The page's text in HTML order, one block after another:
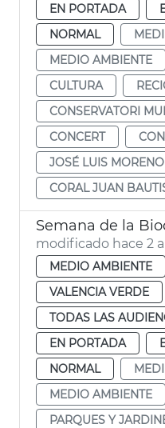
EN PORTADA
NORMAL
MEDIO AMBIENTE
CULTURA
CONSERVATORI
CONCERT
JOSÉ LUIS MORENO
CORAL JUAN
Semana de la
modificado hace 2
MEDIO AMBIENTE
VALENCIA VERDE
TODAS LAS
EN PORTADA
NORMAL
MEDIO AMBIENTE
PARQUES Y